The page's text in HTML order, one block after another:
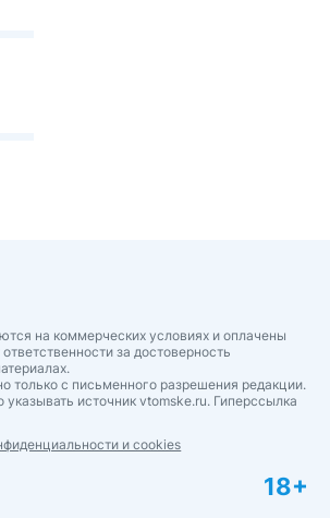
на коммерческих условиях и оплачены
за достоверность
только с письменного разрешения редакции.
источник vtomske.ru. Гиперссылка
и cookies
18+